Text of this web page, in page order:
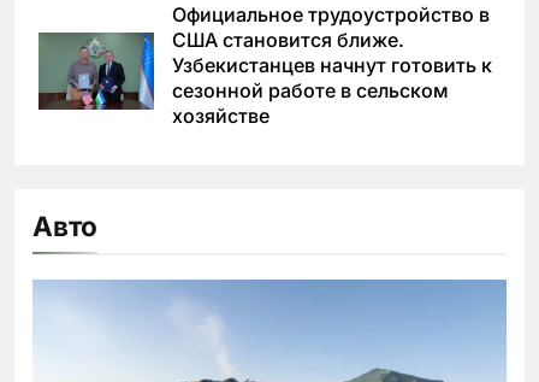
Официальное трудоустройство в
США становится ближе.
Узбекистанцев начнут готовить к
сезонной работе в сельском
хозяйстве
Авто